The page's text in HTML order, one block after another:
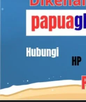
Web